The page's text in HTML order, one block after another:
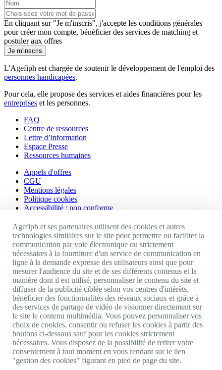
En cliquant sur "Je m'inscris", j'accepte les conditions générales
pour créer mon compte, bénéficier des services de matching et
postuler aux offres
Je m'inscris
L'Agefiph est chargée de soutenir le développement de l'emploi des
personnes handicapées.
Pour cela, elle propose des services et aides financières pour les
entreprises et les personnes.
FAQ
Centre de ressources
Lettre d’information
Espace Presse
Ressources humaines
Appels d'offres
CGU
Mentions légales
Politique cookies
Accessibilité : non conforme
Nos autres sites
Site portail Agefiph
Activateur de progrès
Handinnov
Innovation et recherche
Université du RRH
Service AppuiPro
Nous suivre
Youtube
Linkedin
Facebook
Twitter
Agefiph et ses partenaires utilisent des cookies et autres
technologies similaires sur le site pour permettre ou faciliter la
communication par voie électronique ou strictement
nécessaires à la fourniture d'un service de communication en
ligne à la demande expresse des utilisateurs ainsi que pour
mesurer l'audience du site et de ses différents contenus et la
manière dont il est utilisé, personnaliser le contenu du site et
diffuser de la publicité ciblée selon vos centres d'intérêts,
bénéficier des fonctionnalités des réseaux sociaux et grâce à
des services de partage de vidéo de visionner directement sur
le site le contenu multimédia. Vous pouvez personnaliser vos
choix de cookies, consentir ou refuser les cookies à partir des
boutons ci-dessous sauf pour les cookies strictement
nécessaires. Vous disposez de la possibilité de retirer votre
consentement à tout moment en vous rendant sur le lien
"gestion des cookies" figurant en pied de page du site.